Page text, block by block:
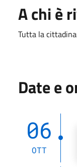
A chi è
Tutta la
Date e
06
OTT